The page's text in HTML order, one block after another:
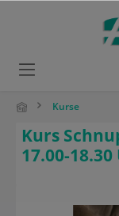
Kurse
Kurs
17.00-